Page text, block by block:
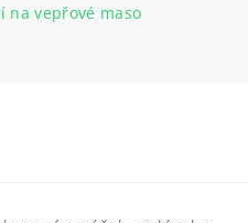
na vepřové maso